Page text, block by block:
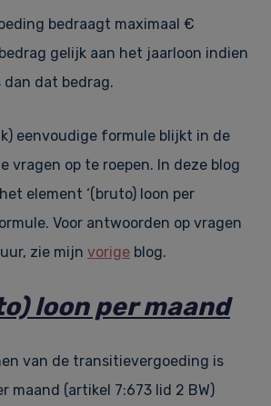
bedraagt maximaal €
gelijk aan het jaarloon indien
dat bedrag.
eenvoudige formule blijkt in de
vragen op te roepen. In deze blog
element ‘(bruto) loon per
Voor antwoorden op vragen
zie mijn vorige blog.
loon per maand
van de transitievergoeding is
maand (artikel 7:673 lid 2 BW)